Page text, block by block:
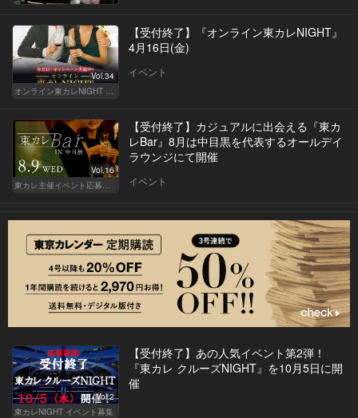
Vol.34
オンライン東カレNIGHT イベント募集
【受付終了】『オンライン東カレNIGHT』
4月16日(金)
イベント
Vol.16
東カレ主催イベント応募詳細記事一覧
【受付終了】カジュアルに出会える『東カ
レBar』8月は中目黒を代表するオールデイ
ラウンジにて開催
イベント
Vol.2
東カレNIGHT イベント募集
【受付終了】あの人気イベント第2弾！
『東カレ クルーズNIGHT』を10月5日に開
催